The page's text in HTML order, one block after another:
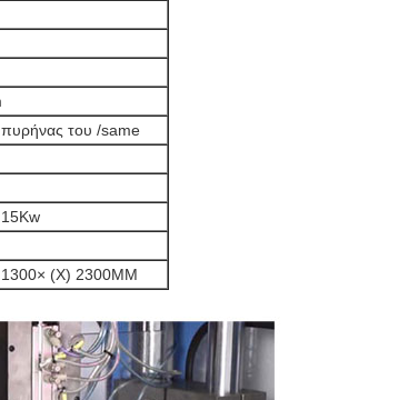
του /same
(Χ) 2300MM